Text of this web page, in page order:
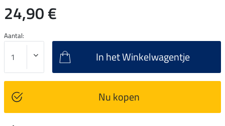
24,90 €
Aantal:
In het Winkelwagentje
Nu kopen